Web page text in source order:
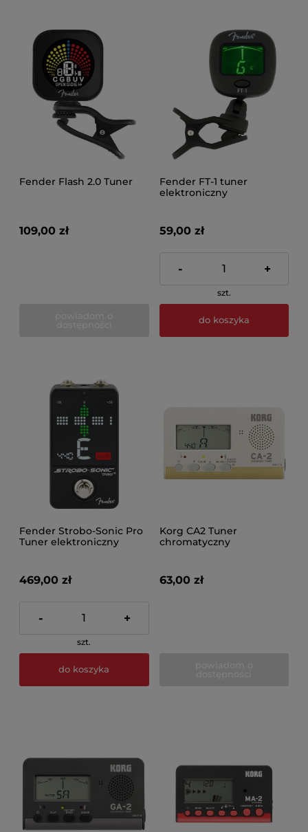
Fender Flash 2.0 Tuner
109,00 zł
Fender FT-1 tuner
elektroniczny
59,00 zł
- +
szt.
do koszyka
Fender Strobo-Sonic Pro
Tuner elektroniczny
469,00 zł
- +
szt.
do koszyka
Korg CA2 Tuner
chromatyczny
63,00 zł